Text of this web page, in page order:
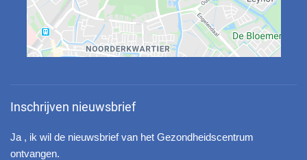
Inschrijven nieuwsbrief
Ja , ik wil de nieuwsbrief van het Gezondheidscentrum
ontvangen.